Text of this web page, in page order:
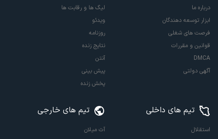
درباره ما
ابزار توسعه دهندگان
فرصت های شغلی
قوانین و مقررات
DMCA
آگهی دولتی
لیگ ها و رقابت ها
ویدئو
روزنامه
نتایج زنده
آنتن
پیش بینی
پخش زنده
تیم های داخلی
استقلال
تیم های خارجی
آث میلان